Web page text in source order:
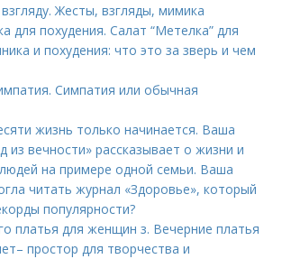
Жесты, взгляды, мимика
для похудения. Салат “Метелка” для
и похудения: что это за зверь и чем
Симпатия или обычная
жизнь только начинается. Ваша
из вечности» рассказывает о жизни и
на примере одной семьи. Ваша
читать журнал «Здоровье», который
популярности?
платья для женщин з. Вечерние платья
простор для творчества и